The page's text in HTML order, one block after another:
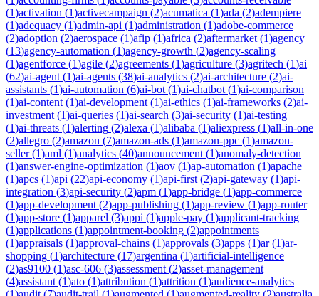
(1)activation (1)activecampaign (2)acumatica (1)ada (2)adempiere
(1)adequacy (1)admin-api (1)administration (1)adobe-commerce
(2)adoption (2)aerospace (1)afip (1)africa (2)aftermarket (1)agency
(13)agency-automation (1)agency-growth (2)agency-scaling
(1)agentforce (1)agile (2)agreements (1)agriculture (3)agritech (1)ai
(62)ai-agent (1)ai-agents (38)ai-analytics (2)ai-architecture (2)ai-
assistants (1)ai-automation (6)ai-bot (1)ai-chatbot (1)ai-comparison
(1)ai-content (1)ai-development (1)ai-ethics (1)ai-frameworks (2)ai-
investment (1)ai-queries (1)ai-search (3)ai-security (1)ai-testing
(1)ai-threats (1)alerting (2)alexa (1)alibaba (1)aliexpress (1)all-in-one
(2)allegro (2)amazon (7)amazon-ads (1)amazon-ppc (1)amazon-
seller(1)aml (1)analytics (40)announcement (1)anomaly-detection
(1)answer-engine-optimization (1)aov (1)ap-automation (1)apache
(1)apcs (1)api (22)api-economy (1)api-first (2)api-gateway (1)api-
integration (3)api-security (2)apm (1)app-bridge (1)app-commerce
(1)app-development (2)app-publishing (1)app-review (1)app-router
(1)app-store (1)apparel (3)appi (1)apple-pay (1)applicant-tracking
(1)applications (1)appointment-booking (2)appointments
(1)appraisals (1)approval-chains (1)approvals (3)apps (1)ar(1)ar-
shopping (1)architecture (17)argentina (1)artificial-intelligence
(2)as9100 (1)asc-606 (3)assessment (2)asset-management
(4)assistant (1)ato (1)attribution (1)attrition (1)audience-analytics